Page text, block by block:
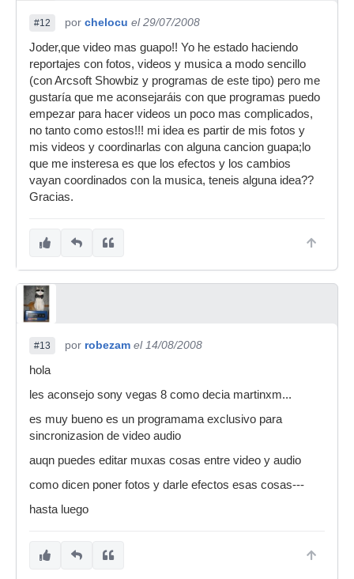
#12 por chelocu el 29/07/2008
Joder,que video mas guapo!! Yo he estado haciendo
reportajes con fotos, videos y musica a modo sencillo
(con Arcsoft Showbiz y programas de este tipo) pero me
gustaría que me aconsejaráis con que programas puedo
empezar para hacer videos un poco mas complicados,
no tanto como estos!!! mi idea es partir de mis fotos y
mis videos y coordinarlas con alguna cancion guapa;lo
que me insteresa es que los efectos y los cambios
vayan coordinados con la musica, teneis alguna idea??
Gracias.
#13 por robezam el 14/08/2008
hola
les aconsejo sony vegas 8 como decia martinxm...
es muy bueno es un programama exclusivo para
sincronizasion de video audio
auqn puedes editar muxas cosas entre video y audio
como dicen poner fotos y darle efectos esas cosas---
hasta luego